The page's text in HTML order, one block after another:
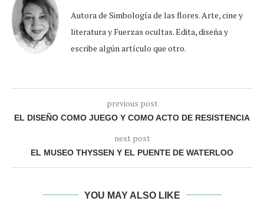
Autora de Simbología de las flores. Arte, cine y
literatura y Fuerzas ocultas. Edita, diseña y
escribe algún artículo que otro.
previous post
EL DISEÑO COMO JUEGO Y COMO ACTO DE RESISTENCIA
next post
EL MUSEO THYSSEN Y EL PUENTE DE WATERLOO
YOU MAY ALSO LIKE